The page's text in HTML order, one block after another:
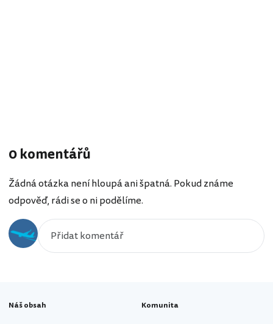
0 komentářů
Žádná otázka není hloupá ani špatná. Pokud známe
odpověď, rádi se o ni podělíme.
Náš obsah Komunita